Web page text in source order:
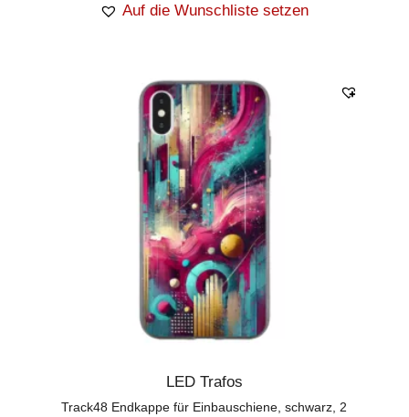
Auf die Wunschliste setzen
LED Trafos
Track48 Endkappe für Einbauschiene, schwarz, 2